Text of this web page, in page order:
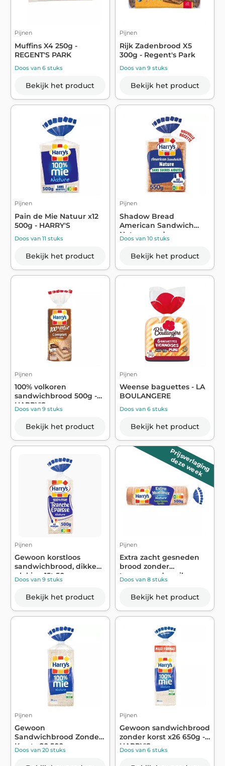
Pijnen
Muffins X4 250g -
REGENT'S PARK
Doos van 6 stuks
Bekijk het product
Pijnen
Rijk Zadenbrood X5
300g - Regent's Park
Doos van 9 stuks
Bekijk het product
Pijnen
Pain de Mie Natuur x12
500g - HARRY'S
Doos van 11 stuks
Bekijk het product
Pijnen
Shadow Bread
American Sandwich
Nature zonder
toegevoe...
Doos van 10 stuks
Bekijk het product
Pijnen
100% volkoren
sandwichbrood 500g -
HARRY'S
Doos van 9 stuks
Bekijk het product
Pijnen
Weense baguettes - LA
BOULANGERE
Doos van 6 stuks
Bekijk het product
Pijnen
Gewoon korstloos
sandwichbrood, dikke
plakjes, 15t 50...
Doos van 9 stuks
Bekijk het product
Prijsverlaging
deze week
Pijnen
Extra zacht gesneden
brood zonder
toegevoegde suikers...
Doos van 8 stuks
Bekijk het product
Pijnen
Gewoon
Sandwichbrood Zonder
Korst x20 500g -
HARRY'S
Doos van 20 stuks
Pijnen
Gewoon sandwichbrood
zonder korst x26 650g -
HARRY'S
Doos van 6 stuks